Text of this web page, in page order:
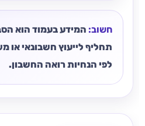
חשוב: המידע בעמוד הוא
תחליף לייעוץ חשבונאי או
לפי הנחיות רואה החשבון.